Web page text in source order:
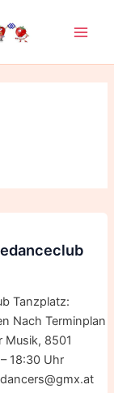
Tanzplatz:
Nach Terminplan
Musik, 8501
18:30 Uhr